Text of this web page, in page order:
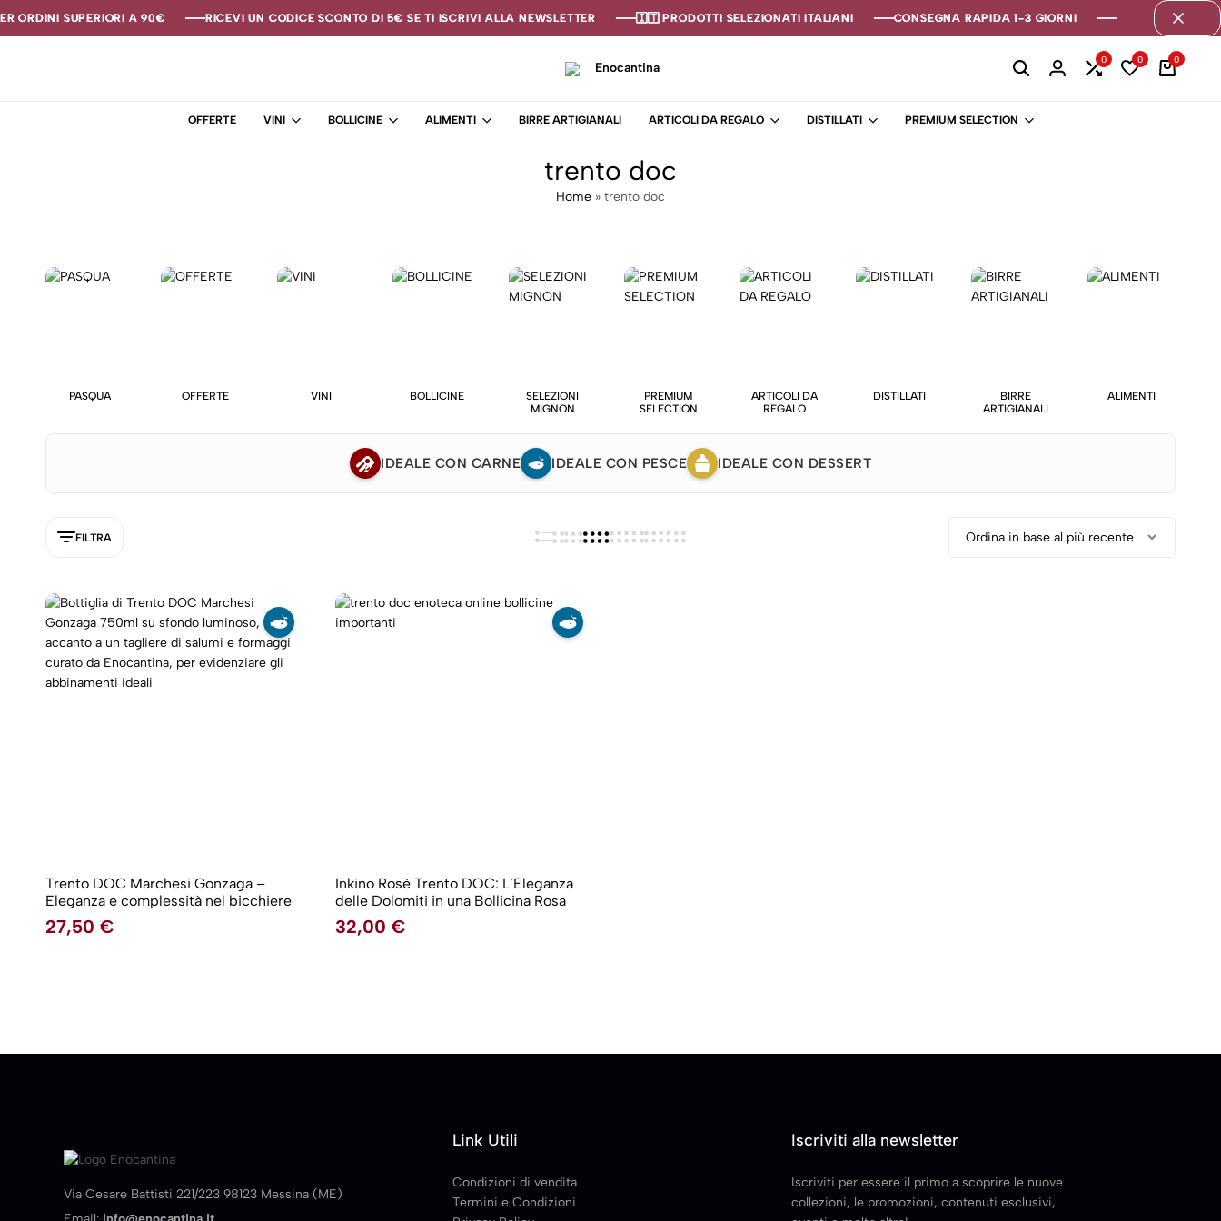
ORDINI SUPERIORI A 90€ RICEVI UN CODICE SCONTO DI 5€ SE TI ISCRIVI ALLA NEWSLETTER 🇮🇹 PRODOTTI SELEZIONATI ITALIANI CONSEGNA RAPIDA 1-3 GIORNI
ORDINI SUPERIORI A 90€ RICEVI UN CODICE SCONTO DI 5€ SE TI ISCRIVI ALLA NEWSLETTER 🇮🇹 PRODOTTI SELEZIONATI ITALIANI CONSEGNA RAPIDA 1-3 GIORNI
ORDINI SUPERIORI A 90€ RICEVI UN CODICE SCONTO DI 5€ SE TI ISCRIVI ALLA NEWSLETTER 🇮🇹 PRODOTTI SELEZIONATI ITALIANI CONSEGNA RAPIDA 1-3 GIORNI
cantina
–
Enoteca
0 0 0
OFFERTE VINI BOLLICINE ALIMENTI BIRRE ARTIGIANALI ARTICOLI DA REGALO DISTILLATI PREMIUM SELECTION
trento doc
Home » trento doc
PASQUA OFFERTE VINI BOLLICINE
SELEZIONI
MIGNON
PREMIUM
SELECTION
ARTICOLI DA
REGALO
DISTILLATI
BIRRE
ARTIGIANALI
ALIMENTI
IDEALE CON CARNE IDEALE CON PESCE IDEALE CON DESSERT
FILTRA
Trento DOC Marchesi Gonzaga –
Eleganza e complessità nel bicchiere
27,50 €
Inkino Rosè Trento DOC: L’Eleganza
delle Dolomiti in una Bollicina Rosa
32,00 €
Via Cesare Battisti 221/223 98123 Messina (ME)
Link Utili
Condizioni di vendita
Termini e Condizioni
Iscriviti alla newsletter
Iscriviti per essere il primo a scoprire le nuove
collezioni, le promozioni, contenuti esclusivi,